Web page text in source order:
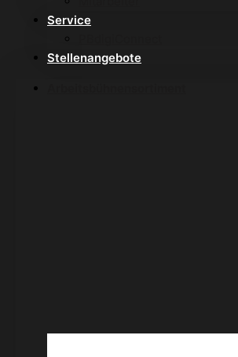
Service
Stellenangebote